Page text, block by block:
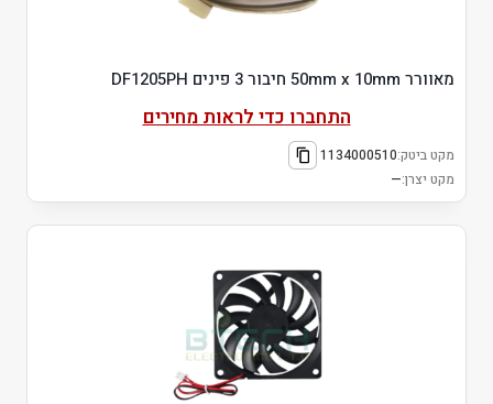
מאוורר 50mm x 10mm חיבור 3 פינים DF1205PH
התחברו כדי לראות מחירים
מקט ביטק:1134000510
מקט יצרן:—